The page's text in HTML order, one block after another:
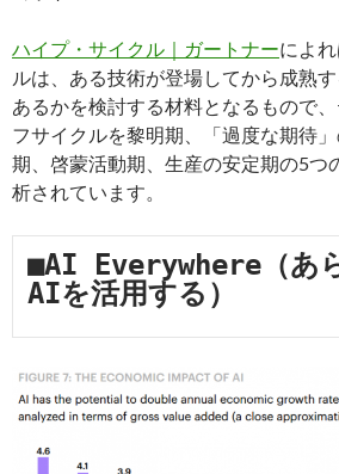
ハイプ・サイクル｜ガートナーによ
ルは、ある技術が登場してから成熟
あるかを検討する材料となるもので
フサイクルを黎明期、「過度な期待
期、啓蒙活動期、生産の安定期の5つ
析されています。
■AI Everywhere（あ
AIを活用する）